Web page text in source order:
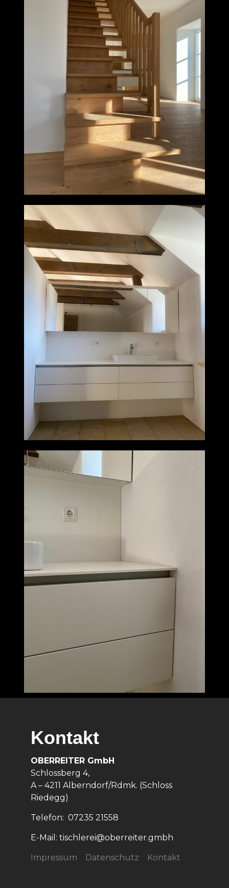
Kontakt
OBERREITER GmbH
Schlossberg 4,
A – 4211 Alberndorf/Rdmk. (Schloss
Riedegg)
Telefon: 07235 21558
E-Mail: tischlerei@oberreiter.gmbh
Impressum Datenschutz Kontakt